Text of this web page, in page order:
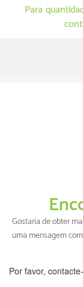
Para
Gostaria de obter
uma mensagem
Por favor,